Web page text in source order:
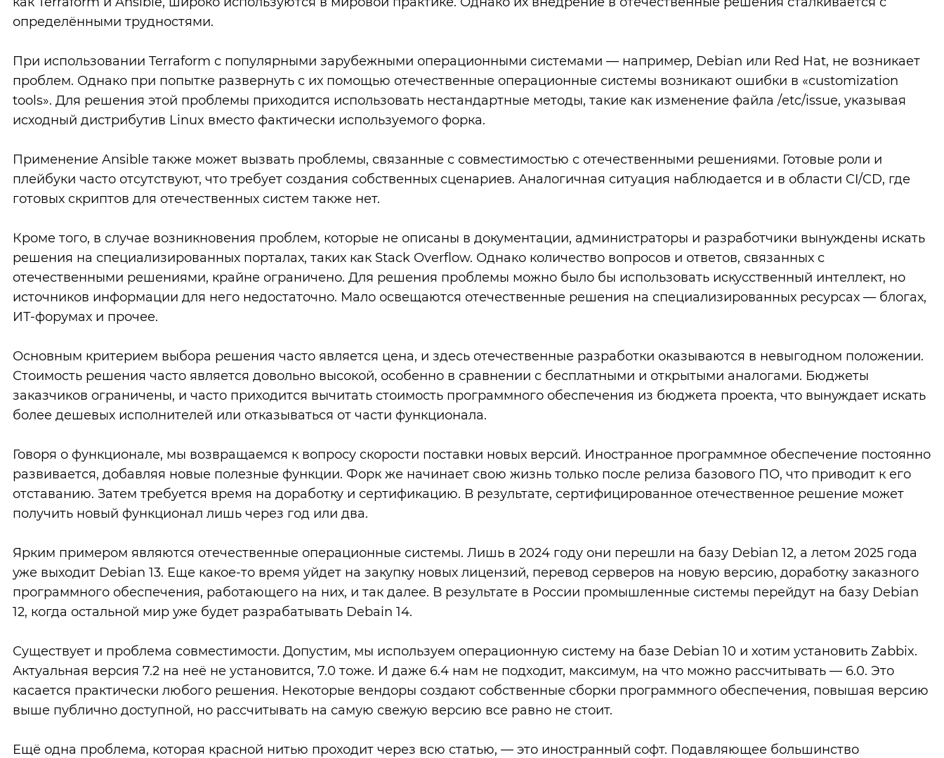
определёнными трудностями.
При использовании Terraform с популярными зарубежными операционными системами — например, Debian или Red Hat, не возникает
проблем. Однако при попытке развернуть с их помощью отечественные операционные системы возникают ошибки в «customization
tools». Для решения этой проблемы приходится использовать нестандартные методы, такие как изменение файла /etc/issue, указывая
исходный дистрибутив Linux вместо фактически используемого форка.
Применение Ansible также может вызвать проблемы, связанные с совместимостью с отечественными решениями. Готовые роли и
плейбуки часто отсутствуют, что требует создания собственных сценариев. Аналогичная ситуация наблюдается и в области CI/CD, где
готовых скриптов для отечественных систем также нет.
Кроме того, в случае возникновения проблем, которые не описаны в документации, администраторы и разработчики вынуждены искать
решения на специализированных порталах, таких как Stack Overflow. Однако количество вопросов и ответов, связанных с
отечественными решениями, крайне ограничено. Для решения проблемы можно было бы использовать искусственный интеллект, но
источников информации для него недостаточно. Мало освещаются отечественные решения на специализированных ресурсах — блогах,
ИТ-форумах и прочее.
Основным критерием выбора решения часто является цена, и здесь отечественные разработки оказываются в невыгодном положении.
Стоимость решения часто является довольно высокой, особенно в сравнении с бесплатными и открытыми аналогами. Бюджеты
заказчиков ограничены, и часто приходится вычитать стоимость программного обеспечения из бюджета проекта, что вынуждает искать
более дешевых исполнителей или отказываться от части функционала.
Говоря о функционале, мы возвращаемся к вопросу скорости поставки новых версий. Иностранное программное обеспечение постоянно
развивается, добавляя новые полезные функции. Форк же начинает свою жизнь только после релиза базового ПО, что приводит к его
отставанию. Затем требуется время на доработку и сертификацию. В результате, сертифицированное отечественное решение может
получить новый функционал лишь через год или два.
Ярким примером являются отечественные операционные системы. Лишь в 2024 году они перешли на базу Debian 12, а летом 2025 года
уже выходит Debian 13. Еще какое-то время уйдет на закупку новых лицензий, перевод серверов на новую версию, доработку заказного
программного обеспечения, работающего на них, и так далее. В результате в России промышленные системы перейдут на базу Debian
12, когда остальной мир уже будет разрабатывать Debain 14.
Существует и проблема совместимости. Допустим, мы используем операционную систему на базе Debian 10 и хотим установить Zabbix.
Актуальная версия 7.2 на неё не установится, 7.0 тоже. И даже 6.4 нам не подходит, максимум, на что можно рассчитывать — 6.0. Это
касается практически любого решения. Некоторые вендоры создают собственные сборки программного обеспечения, повышая версию
выше публично доступной, но рассчитывать на самую свежую версию все равно не стоит.
Ещё одна проблема, которая красной нитью проходит через всю статью, — это иностранный софт. Подавляющее большинство